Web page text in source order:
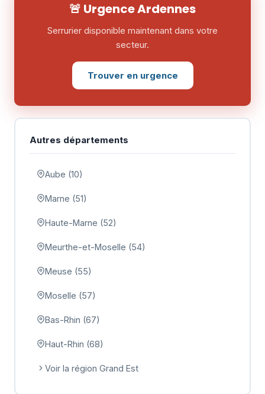
🚨 Urgence Ardennes
Serrurier disponible maintenant dans votre
secteur.
Trouver en urgence
Autres départements
Aube (10)
Marne (51)
Haute-Marne (52)
Meurthe-et-Moselle (54)
Meuse (55)
Moselle (57)
Bas-Rhin (67)
Haut-Rhin (68)
Voir la région Grand Est